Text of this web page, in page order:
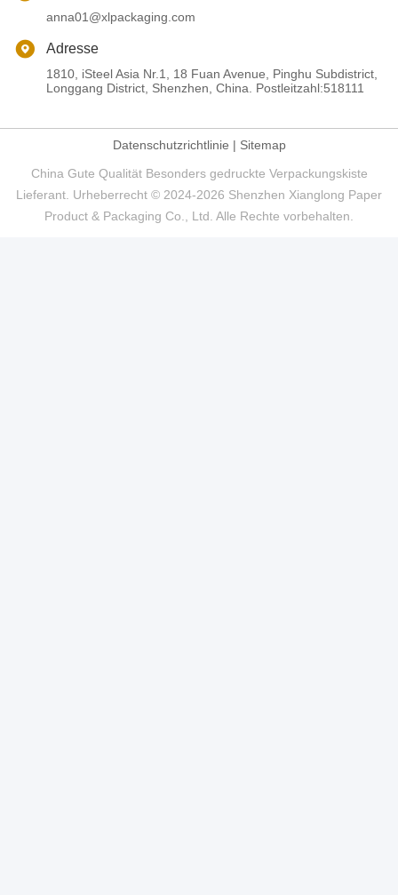
anna01@xlpackaging.com
Adresse
1810, iSteel Asia Nr.1, 18 Fuan Avenue, Pinghu Subdistrict,
Longgang District, Shenzhen, China. Postleitzahl:518111
Datenschutzrichtlinie | Sitemap
China Gute Qualität Besonders gedruckte Verpackungskiste
Lieferant. Urheberrecht © 2024-2026 Shenzhen Xianglong Paper
Product & Packaging Co., Ltd. Alle Rechte vorbehalten.